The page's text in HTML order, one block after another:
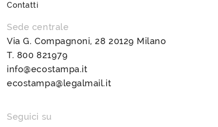
Contatti
Sede centrale
Via G. Compagnoni, 28 20129 Milano
T. 800 821979
info@ecostampa.it
ecostampa@legalmail.it
Seguici su